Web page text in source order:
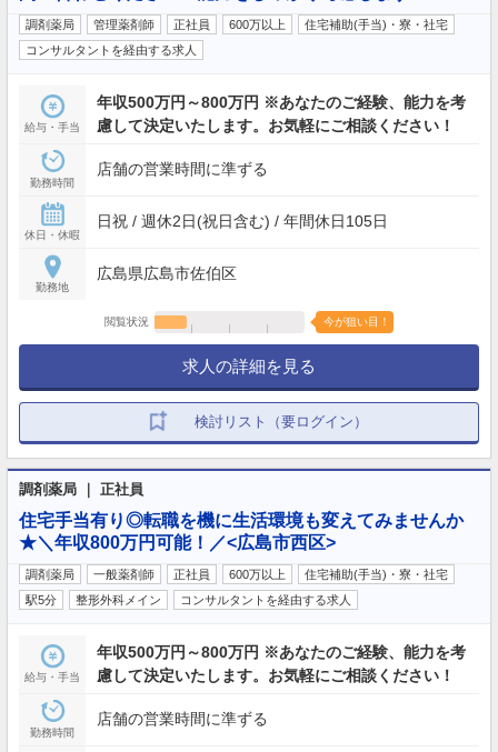
調剤薬局 管理薬剤師 正社員 600万以上
住宅補助(手当)・寮・社宅
コンサルタントを経由する求人
給与・手当
年収500万円～800万円 ※あなたのご経験、能力を考
慮して決定いたします。お気軽にご相談ください！
勤務時間
店舗の営業時間に準ずる
休日・休暇
日祝 / 週休2日(祝日含む) / 年間休日105日
勤務地
広島県広島市佐伯区
閲覧状況 今が狙い目！
求人の詳細を見る
検討リスト（要ログイン）
調剤薬局 ｜ 正社員
住宅手当有り◎転職を機に生活環境も変えてみませんか
★＼年収800万円可能！／<広島市西区>
調剤薬局 一般薬剤師 正社員 600万以上
住宅補助(手当)・寮・社宅
駅5分
整形外科メイン コンサルタントを経由する求人
給与・手当
年収500万円～800万円 ※あなたのご経験、能力を考
慮して決定いたします。お気軽にご相談ください！
勤務時間
店舗の営業時間に準ずる